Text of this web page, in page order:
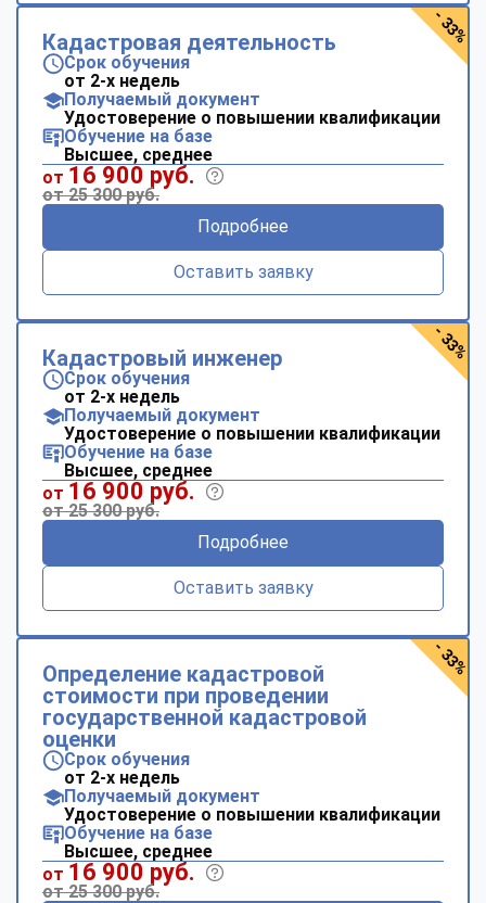
Кадастровая деятельность
Срок обучения
от 2-х недель
Получаемый документ
Удостоверение о повышении квалификации
Обучение на базе
Высшее, среднее
от 16 900 руб.
от 25 300 руб.
Подробнее
Оставить заявку
- 33%
Кадастровый инженер
Срок обучения
от 2-х недель
Получаемый документ
Удостоверение о повышении квалификации
Обучение на базе
Высшее, среднее
от 16 900 руб.
от 25 300 руб.
Подробнее
Оставить заявку
- 33%
Определение кадастровой
стоимости при проведении
государственной кадастровой
оценки
Срок обучения
от 2-х недель
Получаемый документ
Удостоверение о повышении квалификации
Обучение на базе
Высшее, среднее
от 16 900 руб.
от 25 300 руб.
- 33%